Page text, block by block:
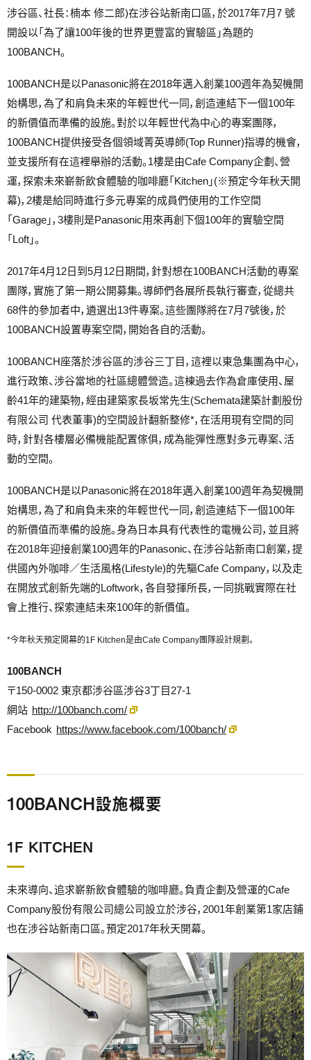
涉谷區、社長：楠本 修二郎)在涉谷站新南口區，於2017年7月7 號
開設以「為了讓100年後的世界更豐富的實驗區」為題的
100BANCH。
100BANCH是以Panasonic將在2018年邁入創業100週年為契機開
始構思，為了和肩負未來的年輕世代一同，創造連結下一個100年
的新價值而準備的設施。對於以年輕世代為中心的專案團隊，
100BANCH提供接受各個領域菁英導師(Top Runner)指導的機會，
並支援所有在這裡舉辦的活動。1樓是由Cafe Company企劃、營
運，探索未來嶄新飲食體驗的咖啡廳「Kitchen」(※預定今年秋天開
幕)，2樓是給同時進行多元專案的成員們使用的工作空間
「Garage」，3樓則是Panasonic用來再創下個100年的實驗空間
「Loft」。
2017年4月12日到5月12日期間，針對想在100BANCH活動的專案
團隊，實施了第一期公開募集。導師們各展所長執行審查，從總共
68件的參加者中，遴選出13件專案。這些團隊將在7月7號後，於
100BANCH設置專案空間，開始各自的活動。
100BANCH座落於涉谷區的涉谷三丁目，這裡以東急集團為中心，
進行政策、涉谷當地的社區總體營造。這棟過去作為倉庫使用、屋
齡41年的建築物，經由建築家長坂常先生(Schemata建築計劃股份
有限公司 代表董事)的空間設計翻新整修*，在活用現有空間的同
時，針對各樓層必備機能配置傢俱，成為能彈性應對多元專案、活
動的空間。
100BANCH是以Panasonic將在2018年邁入創業100週年為契機開
始構思，為了和肩負未來的年輕世代一同，創造連結下一個100年
的新價值而準備的設施。身為日本具有代表性的電機公司，並且將
在2018年迎接創業100週年的Panasonic、在涉谷站新南口創業，提
供國內外咖啡／生活風格(Lifestyle)的先驅Cafe Company，以及走
在開放式創新先端的Loftwork，各自發揮所長，一同挑戰實際在社
會上推行、探索連結未來100年的新價值。
*今年秋天預定開幕的1F Kitchen是由Cafe Company團隊設計規劃。
100BANCH
〒150-0002 東京都涉谷區涉谷3丁目27-1
網站 http://100banch.com/
Facebook https://www.facebook.com/100banch/
100BANCH設施概要
1F KITCHEN
未來導向、追求嶄新飲食體驗的咖啡廳。負責企劃及營運的Cafe
Company股份有限公司總公司設立於涉谷，2001年創業第1家店鋪
也在涉谷站新南口區。預定2017年秋天開幕。